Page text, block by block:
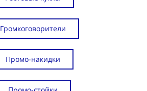
Громкоговорители
Промо-накидки